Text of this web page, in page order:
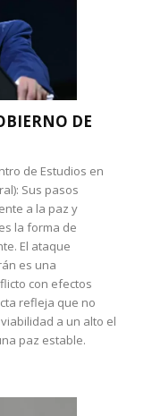
DE
de Estudios en
Sus pasos
a la paz y
la forma de
El ataque
es una
con efectos
refleja que no
a un alto el
paz estable.